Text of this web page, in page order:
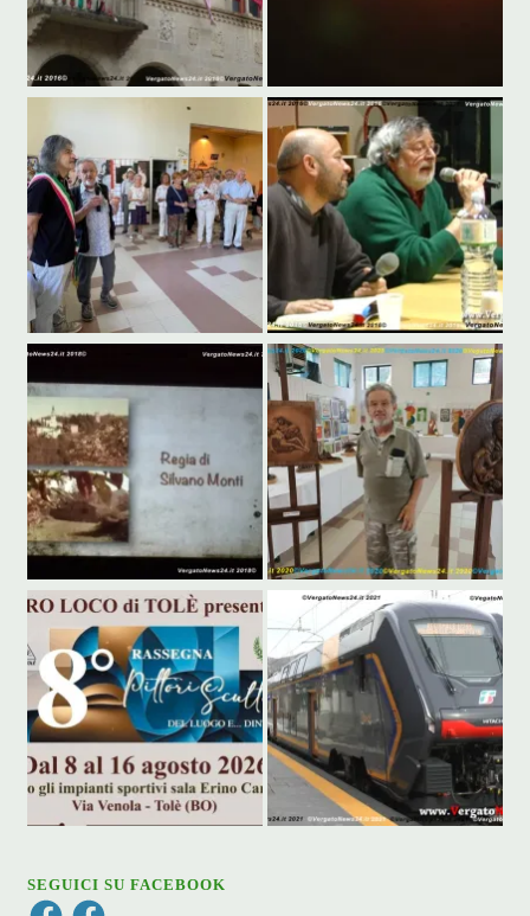
SEGUICI SU FACEBOOK
FacebookFacebook